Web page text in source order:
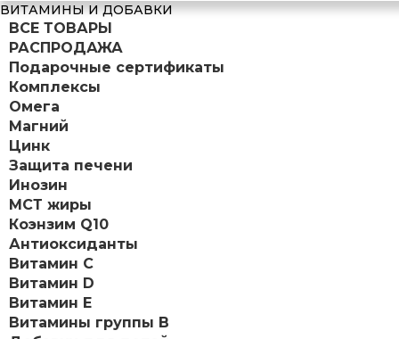
ВИТАМИНЫ И ДОБАВКИ
ВСЕ ТОВАРЫ
РАСПРОДАЖА
Подарочные сертификаты
Комплексы
Омега
Магний
Цинк
Защита печени
Инозин
МСТ жиры
Коэнзим Q10
Антиоксиданты
Витамин С
Витамин D
Витамин Е
Витамины группы B